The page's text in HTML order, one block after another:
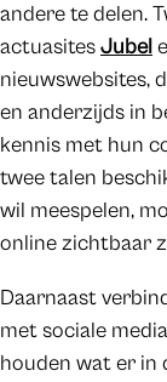
andere te delen.
actuasitesJubel
nieuwswebsites,
en anderzijds in
kennis met hun
twee talen
wil meespelen,
online zichtbaar
Daarnaast
met sociale
houden wat er in